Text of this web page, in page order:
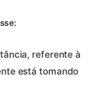
referente à
está tomando